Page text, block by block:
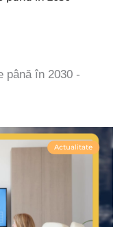
până în 2030 -
Actualitate